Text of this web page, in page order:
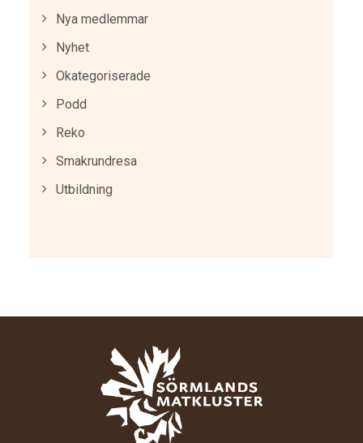
Nya medlemmar
Nyhet
Okategoriserade
Podd
Reko
Smakrundresa
Utbildning